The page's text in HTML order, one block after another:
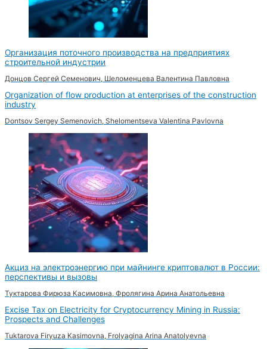
Организация поточного производства на предприятиях
строительной индустрии
Донцов Сергей Семенович, Шеломенцева Валентина Павловна
Organization of flow production at enterprises of the construction
industry
Dontsov Sergey Semenovich, Shelomentseva Valentina Pavlovna
Акциз на электроэнергию при майнинге криптовалют в России:
перспективы и вызовы
Туктарова Фирюза Касимовна, Фролягина Арина Анатольевна
Excise Tax on Electricity for Cryptocurrency Mining in Russia:
Prospects and Challenges
Tuktarova Firyuza Kasimovna, Frolyagina Arina Anatolyevna